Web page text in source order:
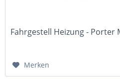
Fahrgestell Heizung - Porter
Merken